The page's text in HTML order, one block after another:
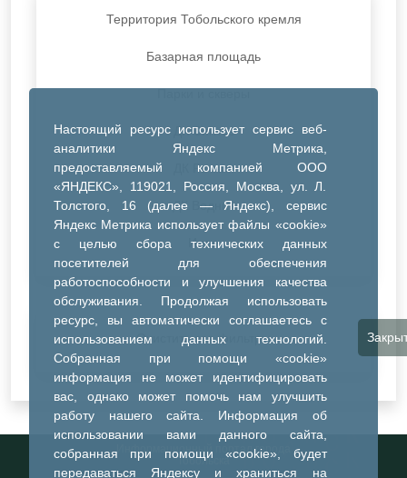
Настоящий ресурс использует сервис веб-
аналитики Яндекс Метрика,
предоставляемый компанией ООО
«ЯНДЕКС», 119021, Россия, Москва, ул. Л.
Толстого, 16 (далее — Яндекс), сервис
Яндекс Метрика использует файлы «cookie»
с целью сбора технических данных
посетителей для обеспечения
работоспособности и улучшения качества
обслуживания. Продолжая использовать
ресурс, вы автоматически соглашаетесь с
использованием данных технологий.
Собранная при помощи «cookie»
информация не может идентифицировать
вас, однако может помочь нам улучшить
работу нашего сайта. Информация об
использовании вами данного сайта,
собранная при помощи «cookie», будет
передаваться Яндексу и храниться на
Территория Тобольского кремля
Базарная площадь
ДК Синтез
ДК Речник
ДК Водник
Иное
Очистить все фильтры
Информационный портал города
Тобольска